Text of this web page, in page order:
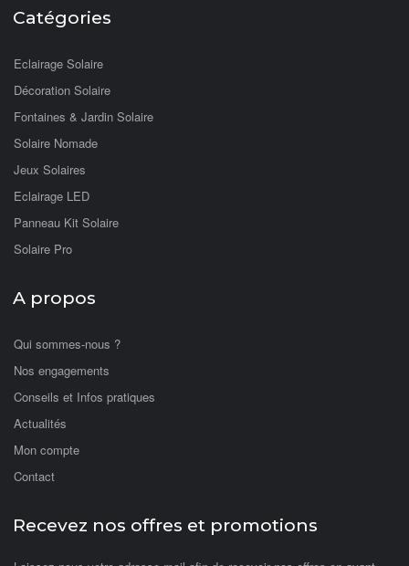
Catégories
Eclairage Solaire
Décoration Solaire
Fontaines & Jardin Solaire
Solaire Nomade
Jeux Solaires
Eclairage LED
Panneau Kit Solaire
Solaire Pro
A propos
Qui sommes-nous ?
Nos engagements
Conseils et Infos pratiques
Actualités
Mon compte
Contact
Recevez nos offres et promotions